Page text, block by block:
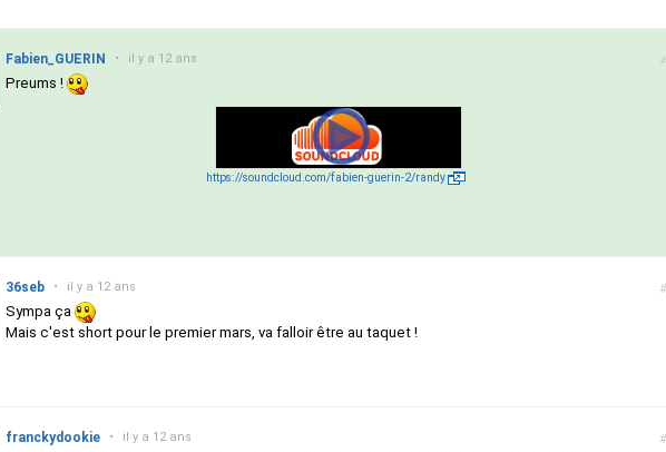
Fabien_GUERIN • il y a 12 ans
Preums !
https://soundcloud.com/fabien-guerin-2/randy
36seb • il y a 12 ans
Sympa ça
Mais c'est short pour le premier mars, va falloir être au taquet !
franckydookie • il y a 12 ans